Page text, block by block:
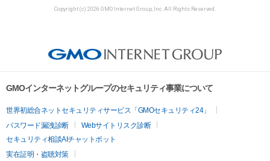
Copyright (c) 2026 GMO Internet Group, Inc. All Rights Reserved.
GMOインターネットグループのセキュリティ事業について
世界初総合ネットセキュリティサービス「GMOセキュリティ24」
パスワード漏洩診断
Webサイトリスク診断
セキュリティ相談AIチャットボット
実在証明・盗聴対策